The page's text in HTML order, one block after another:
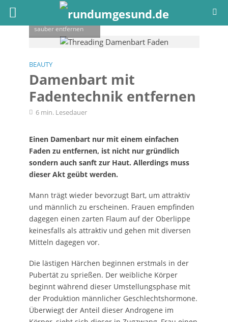
Augenbrauenhaare
lassen sich mit der
sauber entfernen
BEAUTY
Damenbart mit
Fadentechnik entfernen
6 min. Lesedauer
Einen Damenbart nur mit einem einfachen
Faden zu entfernen, ist nicht nur gründlich
sondern auch sanft zur Haut. Allerdings muss
dieser Akt geübt werden.
Mann trägt wieder bevorzugt Bart, um attraktiv
und männlich zu erscheinen. Frauen empfinden
dagegen einen zarten Flaum auf der Oberlippe
keinesfalls als attraktiv und gehen mit diversen
Mitteln dagegen vor.
Die lästigen Härchen beginnen erstmals in der
Pubertät zu sprießen. Der weibliche Körper
beginnt während dieser Umstellungsphase mit
der Produktion männlicher Geschlechtshormone.
Überwiegt der Anteil dieser Androgene im